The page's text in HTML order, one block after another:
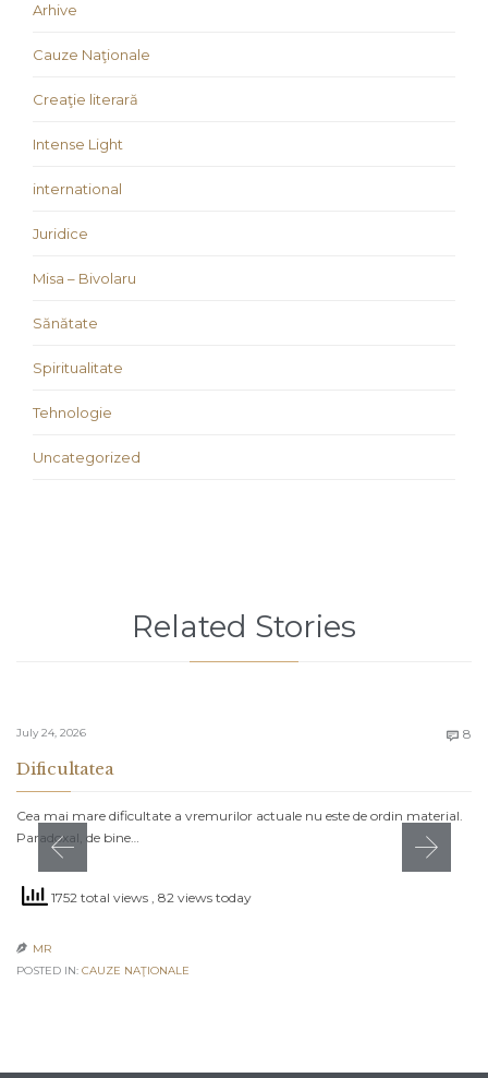
Arhive
Cauze Naţionale
Creaţie literară
Intense Light
international
Juridice
Misa – Bivolaru
Sănătate
Spiritualitate
Tehnologie
Uncategorized
Related Stories
July 24, 2026  8
Dificultatea
Cea mai mare dificultate a vremurilor actuale nu este de ordin material.
Paradoxal, de bine…
1752 total views , 82 views today
 MR
POSTED IN: CAUZE NAŢIONALE